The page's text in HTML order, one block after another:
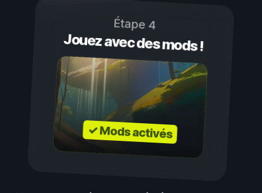
Étape 4
Jouez avec des mods !
✓ Mods activés